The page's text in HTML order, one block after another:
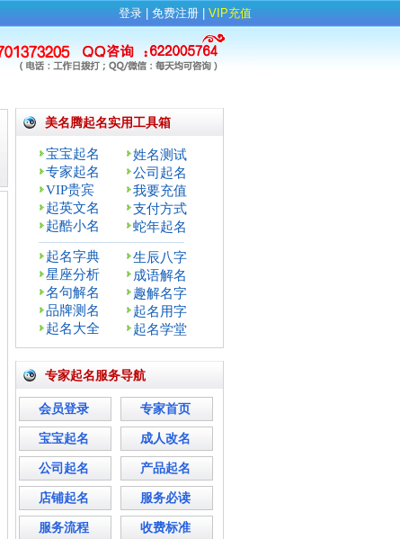
登录 免费注册 VIP充值
美名腾起名实用工具箱
宝宝起名
姓名测试
专家起名
公司起名
VIP贵宾
我要充值
起英文名
支付方式
起酷小名
蛇年起名
起名字典
生辰八字
星座分析
成语解名
名句解名
趣解名字
品牌测名
起名用字
起名大全
起名学堂
专家起名服务导航
会员登录 专家首页
宝宝起名 成人改名
公司起名 产品起名
店铺起名 服务必读
服务流程 收费标准